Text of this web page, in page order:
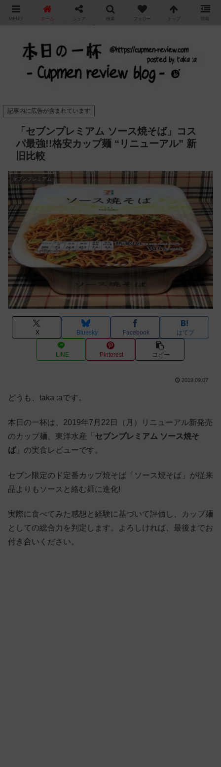
カップ麺の新商品をレビュー / アレンジするブログ
記事内に広告が含まれています
「セブンプレミアム ソース焼そば」コス
パ最強!!格安カップ麺 “リニューアル” 新
旧比較
セブンプレミアム
X Bluesky Facebook はてブ
LINE Pinterest コピー
2019.09.07
どうも、taka :aです。
本日の一杯は、2019年7月22日（月）リニューアル新発売
のカップ麺、東洋水産「 セブンプレミアム ソース焼そ
ば」の実食レビューです。
セブン限定のド定番カップ焼そば「ソース焼そば」が従来
品よりもソースと絡む麺に進化!
実際に食べてみた感想と経験に基づいて評価し、カップ麺
としての総合力を判定します。よろしければ、最後までお
付き合いください。
MENU ホーム シェア 検索 フォロー トップ 情報